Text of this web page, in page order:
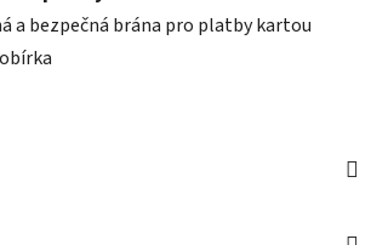
a bezpečná brána pro platby kartou